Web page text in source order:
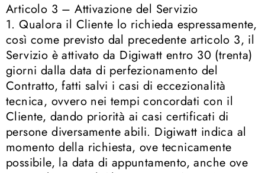
Articolo 3 – Attivazione del Servizio
1. Qualora il Cliente lo richieda espressamente,
così come previsto dal precedente articolo 3, il
Servizio è attivato da Digiwatt entro 30 (trenta)
giorni dalla data di perfezionamento del
Contratto, fatti salvi i casi di eccezionalità
tecnica, ovvero nei tempi concordati con il
Cliente, dando priorità ai casi certificati di
persone diversamente abili. Digiwatt indica al
momento della richiesta, ove tecnicamente
possibile, la data di appuntamento, anche ove